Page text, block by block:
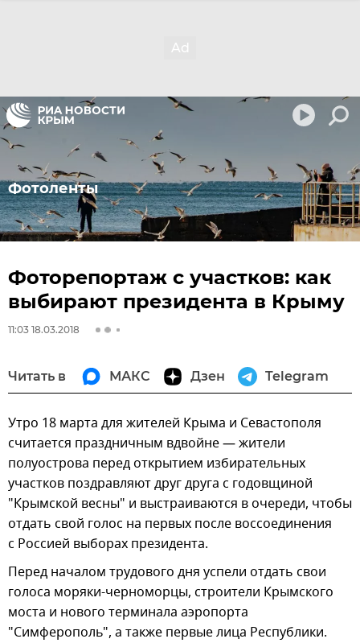
Фотоленты
Фоторепортаж с участков: как
выбирают президента в Крыму
11:03 18.03.2018
Читать в МАКС Дзен Telegram
Утро 18 марта для жителей Крыма и Севастополя
считается праздничным вдвойне — жители
полуострова перед открытием избирательных
участков поздравляют друг друга с годовщиной
"Крымской весны" и выстраиваются в очереди, чтобы
отдать свой голос на первых после воссоединения
с Россией выборах президента.
Перед началом трудового дня успели отдать свои
голоса моряки-черноморцы, строители Крымского
моста и нового терминала аэропорта
"Симферополь", а также первые лица Республики.